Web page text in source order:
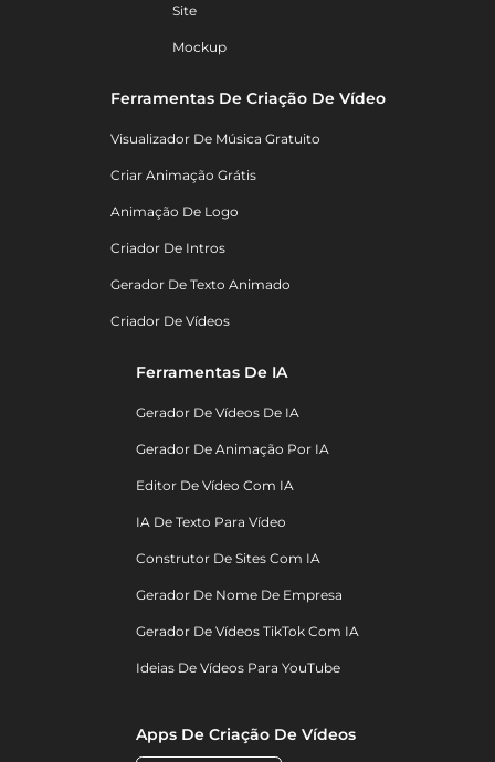
Site
Mockup
Ferramentas De Criação De Vídeo
Visualizador De Música Gratuito
Criar Animação Grátis
Animação De Logo
Criador De Intros
Gerador De Texto Animado
Criador De Vídeos
Ferramentas De IA
Gerador De Vídeos De IA
Gerador De Animação Por IA
Editor De Vídeo Com IA
IA De Texto Para Vídeo
Construtor De Sites Com IA
Gerador De Nome De Empresa
Gerador De Vídeos TikTok Com IA
Ideias De Vídeos Para YouTube
Apps De Criação De Vídeos